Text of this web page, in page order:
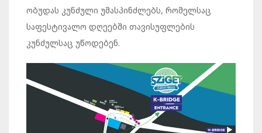
ობუდას კუნძული უმასპინძლებს, რომელსაც
საფესტივალო დღეებში თავისუფლების
კუნძულსაც უწოდებენ.